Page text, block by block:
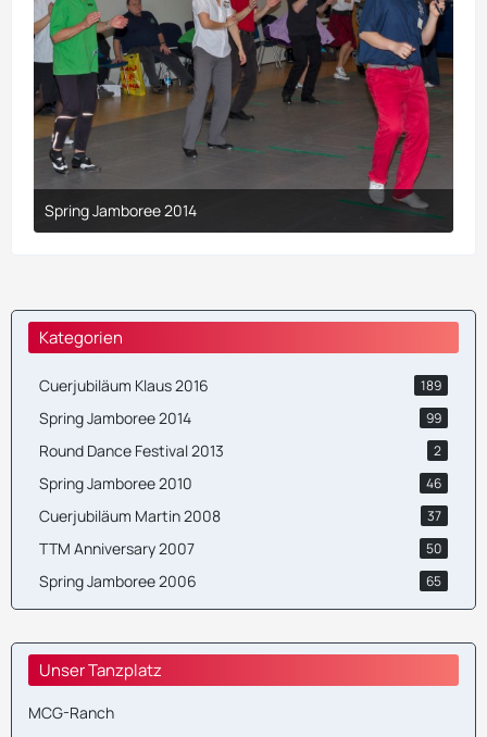
Spring Jamboree 2014
9. April 2017 um 19:43
Kategorien
Cuerjubiläum Klaus 2016 189
Spring Jamboree 2014 99
Round Dance Festival 2013 2
Spring Jamboree 2010 46
Cuerjubiläum Martin 2008 37
TTM Anniversary 2007 50
Spring Jamboree 2006 65
Unser Tanzplatz
MCG-Ranch